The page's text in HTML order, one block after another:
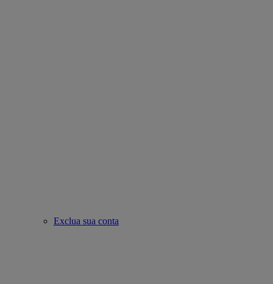
Exclua sua conta